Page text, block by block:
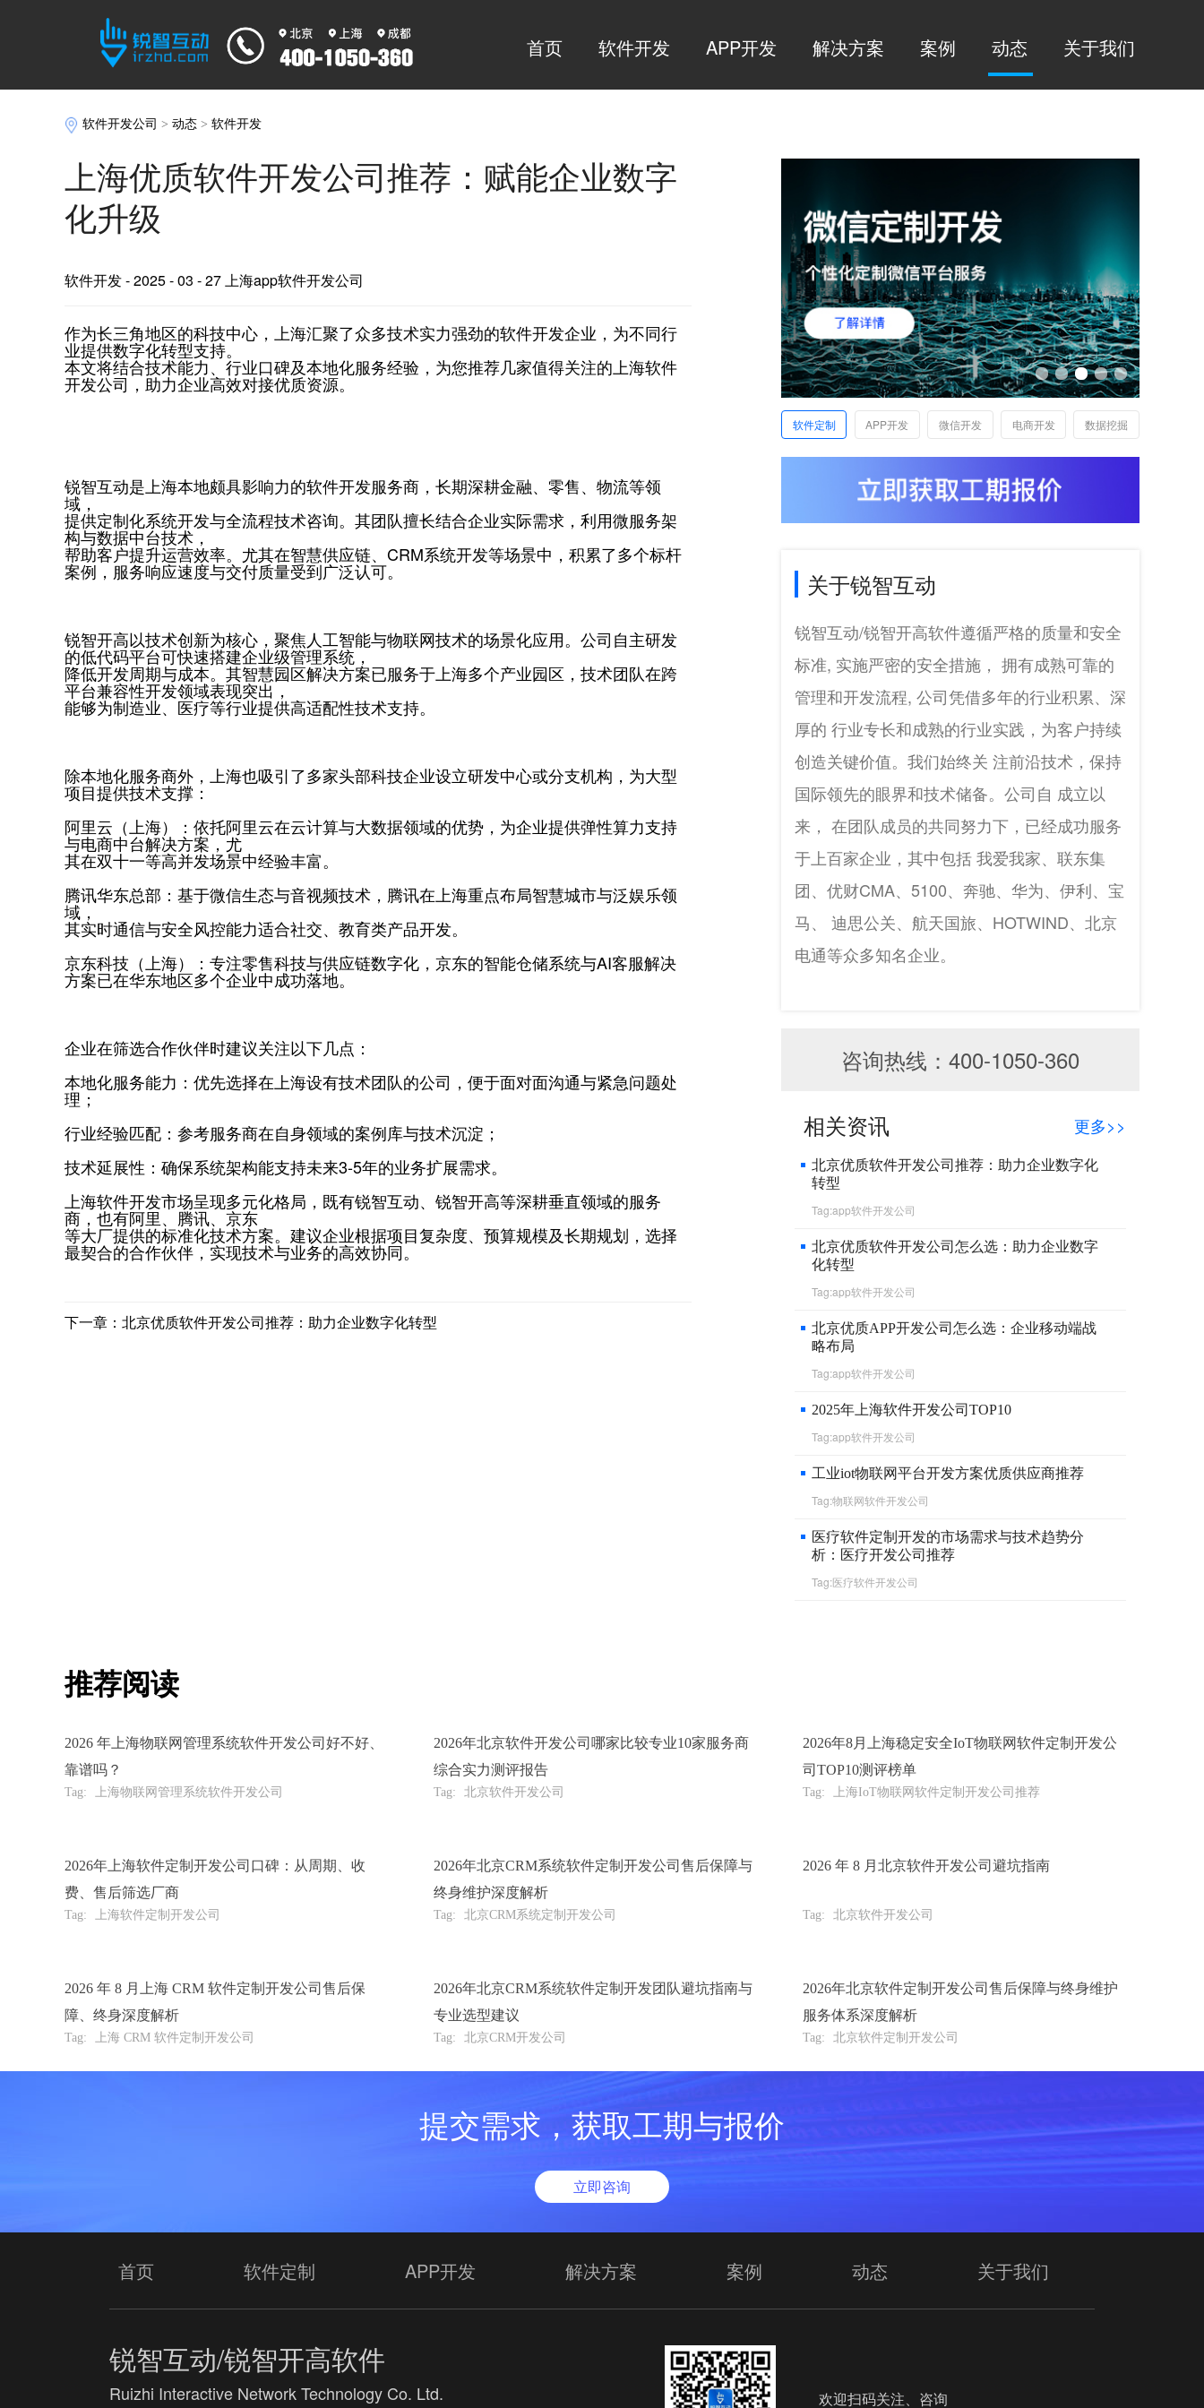
首页 软件开发 APP开发 解决方案 案例 动态 关于我们
软件开发公司 >动态 >软件开发
‌上海优质软件开发公司推荐：赋能企业数字
化升级
软件开发- 2025 - 03 - 27 上海app软件开发公司
作为长三角地区的科技中心，上海汇聚了众多技术实力强劲的软件开发企业，为不同行
业提供数字化转型支持。
本文将结合技术能力、行业口碑及本地化服务经验，为您推荐几家值得关注的上海软件
开发公司，助力企业高效对接优质资源。
锐智互动是上海本地颇具影响力的软件开发服务商，长期深耕金融、零售、物流等领
域，
提供‌定制化系统开发‌与‌全流程技术咨询‌。其团队擅长结合企业实际需求，利用微服务架
构与数据中台技术，
帮助客户提升运营效率。尤其在智慧供应链、CRM系统开发等场景中，积累了多个标杆
案例，服务响应速度与交付质量受到广泛认可。
锐智开高以技术创新为核心，聚焦人工智能与物联网技术的场景化应用。公司自主研发
的低代码平台可快速搭建企业级管理系统，
降低开发周期与成本。其智慧园区解决方案已服务于上海多个产业园区，技术团队在跨
平台兼容性开发领域表现突出，
能够为制造业、医疗等行业提供高适配性技术支持。
除本地化服务商外，上海也吸引了多家头部科技企业设立研发中心或分支机构，为大型
项目提供技术支撑：
‌阿里云（上海）‌：依托阿里云在云计算与大数据领域的优势，为企业提供弹性算力支持
与电商中台解决方案，尤
其在双十一等高并发场景中经验丰富。
‌腾讯华东总部‌：基于微信生态与音视频技术，腾讯在上海重点布局智慧城市与泛娱乐领
域，
其实时通信与安全风控能力适合社交、教育类产品开发。
‌京东科技（上海）‌：专注零售科技与供应链数字化，京东的智能仓储系统与AI客服解决
方案已在华东地区多个企业中成功落地。
企业在筛选合作伙伴时建议关注以下几点：
‌本地化服务能力‌：优先选择在上海设有技术团队的公司，便于面对面沟通与紧急问题处
理；
‌行业经验匹配‌：参考服务商在自身领域的案例库与技术沉淀；
‌技术延展性‌：确保系统架构能支持未来3-5年的业务扩展需求。
上海软件开发市场呈现多元化格局，既有锐智互动、锐智开高等深耕垂直领域的服务
商，也有阿里、腾讯、京东
等大厂提供的标准化技术方案。建议企业根据项目复杂度、预算规模及长期规划，选择
最契合的合作伙伴，实现技术与业务的高效协同。
下一章：北京优质软件开发公司推荐：助力企业数字化转型
软件定制 APP开发 微信开发 电商开发 数据挖掘
关于锐智互动
锐智互动/锐智开高软件遵循严格的质量和安全
标准, 实施严密的安全措施， 拥有成熟可靠的
管理和开发流程, 公司凭借多年的行业积累、深
厚的 行业专长和成熟的行业实践，为客户持续
创造关键价值。我们始终关 注前沿技术，保持
国际领先的眼界和技术储备。公司自 成立以
来， 在团队成员的共同努力下，已经成功服务
于上百家企业，其中包括 我爱我家、联东集
团、优财CMA、5100、奔驰、华为、伊利、宝
马、 迪思公关、航天国旅、HOTWIND、北京
电通等众多知名企业。
咨询热线：400-1050-360
相关资讯 更多>>
北京优质软件开发公司推荐：助力企业数字化
转型
Tag:app软件开发公司
北京优质软件开发公司怎么选：助力企业数字
化转型
Tag:app软件开发公司
北京优质APP开发公司怎么选：企业移动端战
略布局
Tag:app软件开发公司
2025年上海软件开发公司TOP10
Tag:app软件开发公司
工业iot物联网平台开发方案优质供应商推荐
Tag:物联网软件开发公司
医疗软件定制开发的市场需求与技术趋势分
析：医疗开发公司推荐
Tag:医疗软件开发公司
推荐阅读
2026 年上海物联网管理系统软件开发公司好不好、
靠谱吗？
Tag: 上海物联网管理系统软件开发公司
2026年北京软件开发公司哪家比较专业10家服务商
综合实力测评报告
Tag: 北京软件开发公司
2026年8月上海稳定安全IoT物联网软件定制开发公
司TOP10测评榜单
Tag: 上海IoT物联网软件定制开发公司推荐
2026年上海软件定制开发公司口碑：从周期、收
费、售后筛选厂商
Tag: 上海软件定制开发公司
2026年北京CRM系统软件定制开发公司售后保障与
终身维护深度解析
Tag: 北京CRM系统定制开发公司
2026 年 8 月北京软件开发公司避坑指南
Tag: 北京软件开发公司
2026 年 8 月上海 CRM 软件定制开发公司售后保
障、终身深度解析
Tag: 上海 CRM 软件定制开发公司
2026年北京CRM系统软件定制开发团队避坑指南与
专业选型建议
Tag: 北京CRM开发公司
2026年北京软件定制开发公司售后保障与终身维护
服务体系深度解析
Tag: 北京软件定制开发公司
提交需求，获取工期与报价
立即咨询
首页 软件定制 APP开发 解决方案 案例 动态 关于我们
锐智互动/锐智开高软件
Ruizhi Interactive Network Technology Co. Ltd. 欢迎扫码关注、咨询